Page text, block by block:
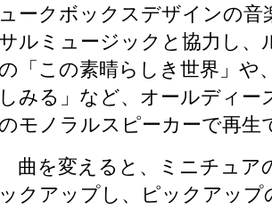
ュークボックスデザインの音
サルミュージックと協力し、
「この素晴らしき世界」や
しみる」など、オールディー
モノラルスピーカーで再生
曲を変えると、ミニチュア
ックアップし、ピックアッ